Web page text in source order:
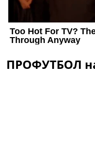
ПРОФУТБОЛ